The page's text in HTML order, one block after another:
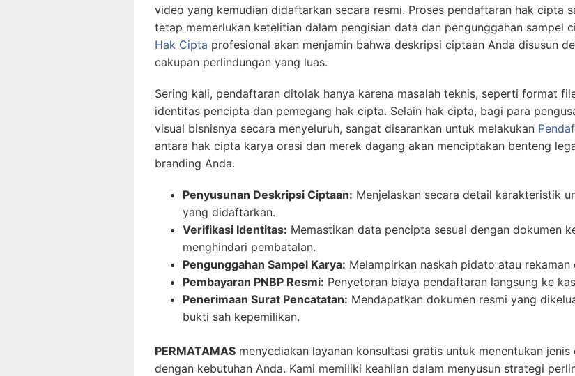
video yang kemudian didaftarkan secara resmi. Proses pendaftaran hak cipta
tetap memerlukan ketelitian dalam pengisian data dan pengunggahan sampel
Hak Cipta profesional akan menjamin bahwa deskripsi ciptaan Anda disusun
cakupan perlindungan yang luas.
Sering kali, pendaftaran ditolak hanya karena masalah teknis, seperti format
identitas pencipta dan pemegang hak cipta. Selain hak cipta, bagi para
visual bisnisnya secara menyeluruh, sangat disarankan untuk melakukan
antara hak cipta karya orasi dan merek dagang akan menciptakan benteng
branding Anda.
Penyusunan Deskripsi Ciptaan: Menjelaskan secara detail karakteristik
yang didaftarkan.
Verifikasi Identitas: Memastikan data pencipta sesuai dengan dokumen
menghindari pembatalan.
Pengunggahan Sampel Karya: Melampirkan naskah pidato atau
Pembayaran PNBP Resmi: Penyetoran biaya pendaftaran langsung ke
Penerimaan Surat Pencatatan: Mendapatkan dokumen resmi yang
bukti sah kepemilikan.
PERMATAMAS menyediakan layanan konsultasi gratis untuk menentukan
dengan kebutuhan Anda. Kami memiliki keahlian dalam menyusun strategi